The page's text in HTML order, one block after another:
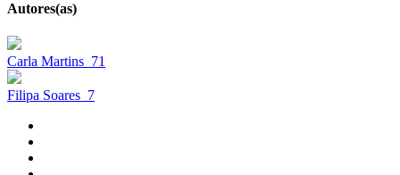
Autores(as)
Carla Martins 71
Filipa Soares 7